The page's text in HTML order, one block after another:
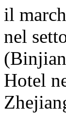
il
nel
Hotel